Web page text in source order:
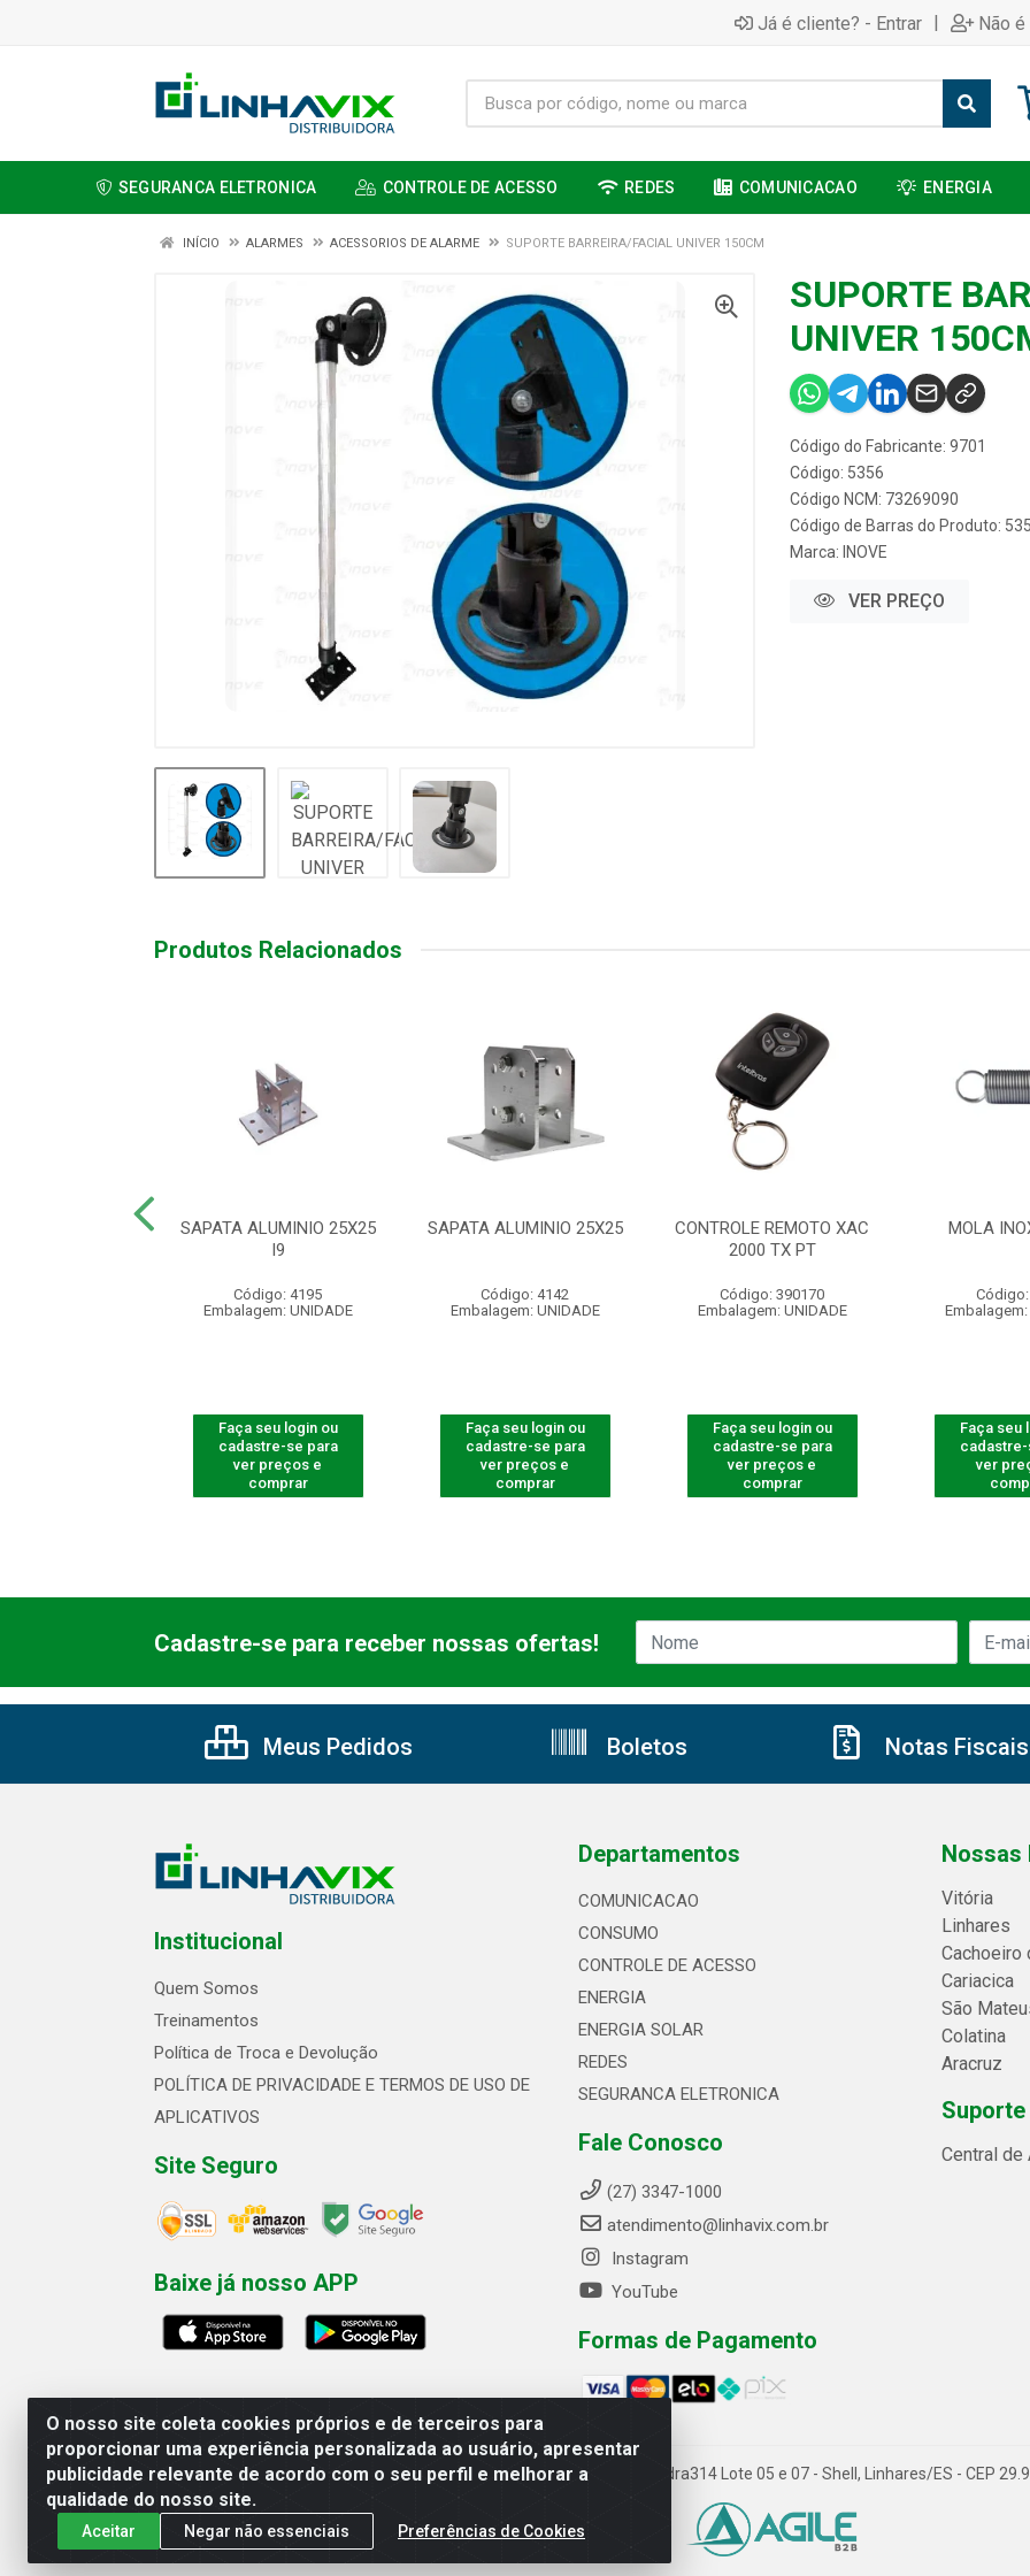
Já é cliente? - Entrar | Não
SEGURANCA ELETRONICA CONTROLE DE ACESSO REDES COMUNICACAO ENERGIA
INÍCIO ALARMES ACESSORIOS DE ALARME SUPORTE BARREIRA/FACIAL UNIVER 150CM
SUPORTE
UNIVER
Código do Fabricante: 9701
Código: 5356
Código NCM: 73269090
Código de Barras do Produto:
Marca: INOVE
VER PREÇO
Produtos Relacionados
SAPATA ALUMINIO 25X25
I9
Código: 4195
Embalagem: UNIDADE
Faça seu login ou
cadastre-se para
ver preços e
comprar
SAPATA ALUMINIO 25X25
Código: 4142
Embalagem: UNIDADE
Faça seu login ou
cadastre-se para
ver preços e
comprar
CONTROLE REMOTO XAC
2000 TX PT
Código: 390170
Embalagem: UNIDADE
Faça seu login ou
cadastre-se para
ver preços e
comprar
MOLA
Embalagem:
Faça seu
ver
O nosso site coleta cookies próprios e de terceiros para
proporcionar uma experiência personalizada ao usuário, apresentar
publicidade relevante de acordo com o seu perfil e melhorar a
qualidade do nosso site.
Aceitar Negar não essenciais Preferências de Cookies
Cadastre-se para receber nossas ofertas!
Meus Pedidos Boletos Notas Fiscais
Institucional
Quem Somos
Treinamentos
Política de Troca e Devolução
POLÍTICA DE PRIVACIDADE E TERMOS DE USO DE
APLICATIVOS
Site Seguro
Baixe já nosso APP
Departamentos
COMUNICACAO
CONSUMO
CONTROLE DE ACESSO
ENERGIA
ENERGIA SOLAR
REDES
SEGURANCA ELETRONICA
Fale Conosco
(27) 3347-1000
atendimento@linhavix.com.br
Instagram
YouTube
Formas de Pagamento
Nossas
Vitória
Linhares
Cachoeiro
Cariacica
São
Colatina
Aracruz
Central de
Linhavix Distribuidora LTDA - Avenida Alegre, 2521 - Quadra314 Lote 05 e 07 - Shell, Linhares/ES - CEP